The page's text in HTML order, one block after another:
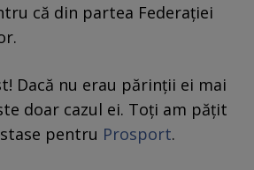
că din partea Federației
Dacă nu erau părinții ei mai
doar cazul ei. Toți am pățit
pentru Prosport.